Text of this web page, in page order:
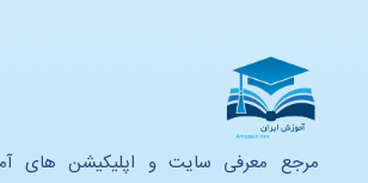
مرجع معرفی سایت و اپلیکیشن های